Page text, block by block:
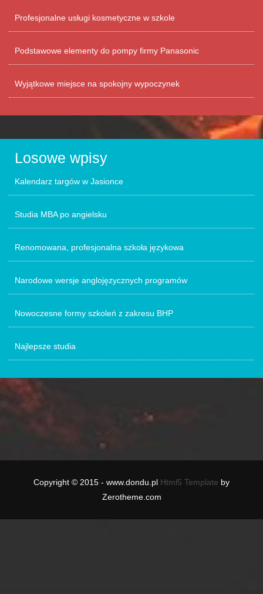
Profesjonalne usługi kosmetyczne w szkole
Podstawowe elementy do pompy firmy Panasonic
Wyjątkowe miejsce na spokojny wypoczynek
Losowe wpisy
Kalendarz targów w Jasionce
Studia MBA po angielsku
Renomowana, profesjonalna szkoła językowa
Narodowe wersje anglojęzycznych programów
Nowoczesne formy szkoleń z zakresu BHP
Najlepsze studia
Copyright © 2015 - www.dondu.pl Html5 Template by
Zerotheme.com